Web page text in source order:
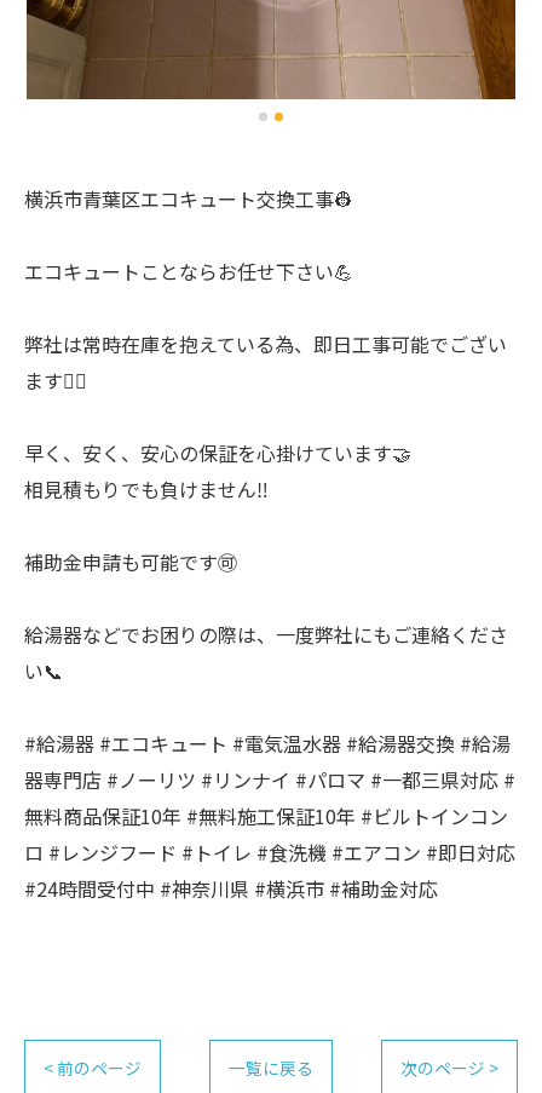
横浜市青葉区エコキュート交換工事👷
エコキュートことならお任せ下さい💪
弊社は常時在庫を抱えている為、即日工事可能でござい
ます🙆‍♂️
早く、安く、安心の保証を心掛けています🤝
相見積もりでも負けません‼️
補助金申請も可能です🉑
給湯器などでお困りの際は、一度弊社にもご連絡くださ
い📞
#給湯器 #エコキュート #電気温水器 #給湯器交換 #給湯
器専門店 #ノーリツ #リンナイ #パロマ #一都三県対応 #
無料商品保証10年 #無料施工保証10年 #ビルトインコン
ロ #レンジフード #トイレ #食洗機 #エアコン #即日対応
#24時間受付中 #神奈川県 #横浜市 #補助金対応
< 前のページ 一覧に戻る 次のページ >